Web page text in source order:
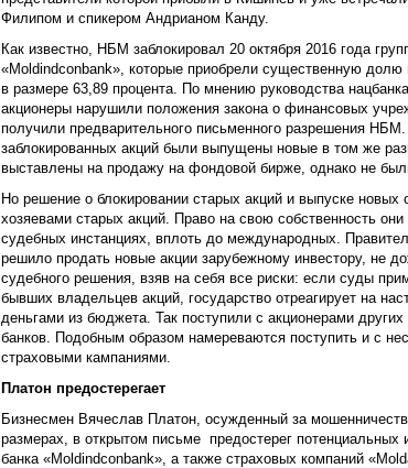
Филипом и спикером Андрианом Канду.
Как известно, НБМ заблокировал 20 октября 2016 года
«Moldindconbank», которые приобрели существенную долю
в размере 63,89 процента. По мнению руководства
акционеры нарушили положения закона о финансовых
получили предварительного письменного разрешения
заблокированных акций были выпущены новые в том же
выставлены на продажу на фондовой бирже, однако не
Но решение о блокировании старых акций и выпуске новых
хозяевами старых акций. Право на свою собственность они
судебных инстанциях, вплоть до международных.
решило продать новые акции зарубежному инвестору, не
судебного решения, взяв на себя все риски: если суды
бывших владельцев акций, государство отреагирует на
деньгами из бюджета. Так поступили с акционерами
банков. Подобным образом намереваются поступить и с
страховыми кампаниями.
Платон предостерегает
Бизнесмен Вячеслав Платон, осужденный за
размерах, в открытом письме предостерег потенциальных
банка «Moldindconbank», а также страховых компаний